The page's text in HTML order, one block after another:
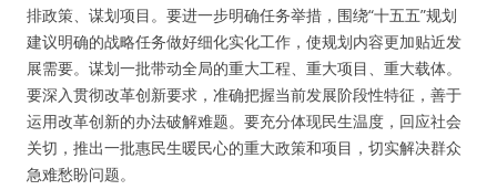
排政策、谋划项目。要进一步明确任务举措，围绕“十五五”规划
建议明确的战略任务做好细化实化工作，使规划内容更加贴近发
展需要。谋划一批带动全局的重大工程、重大项目、重大载体。
要深入贯彻改革创新要求，准确把握当前发展阶段性特征，善于
运用改革创新的办法破解难题。要充分体现民生温度，回应社会
关切，推出一批惠民生暖民心的重大政策和项目，切实解决群众
急难愁盼问题。